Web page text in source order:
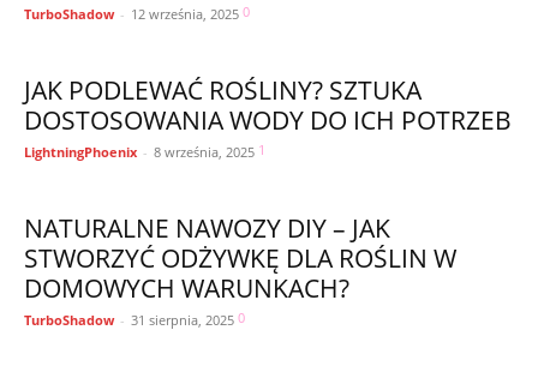
TurboShadow - 12 września, 2025 0
JAK PODLEWAĆ ROŚLINY? SZTUKA
DOSTOSOWANIA WODY DO ICH POTRZEB
LightningPhoenix - 8 września, 2025 1
NATURALNE NAWOZY DIY – JAK
STWORZYĆ ODŻYWKĘ DLA ROŚLIN W
DOMOWYCH WARUNKACH?
TurboShadow - 31 sierpnia, 2025 0